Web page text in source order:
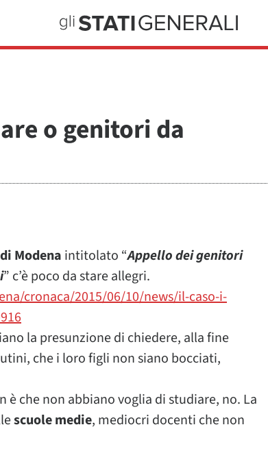
o genitori da
Modena intitolato “Appello dei genitori
” c’è poco da stare allegri.
cronaca/2015/06/10/news/il-caso-i-
la presunzione di chiedere, alla fine
che i loro figli non siano bocciati,
che non abbiano voglia di studiare, no. La
scuole medie, mediocri docenti che non